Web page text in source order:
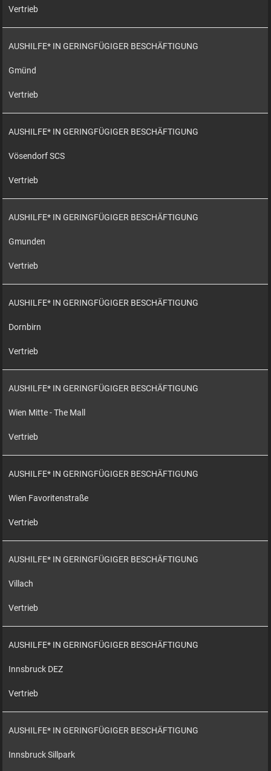
Vertrieb
AUSHILFE* IN GERINGFÜGIGER BESCHÄFTIGUNG
Gmünd
Vertrieb
AUSHILFE* IN GERINGFÜGIGER BESCHÄFTIGUNG
Vösendorf SCS
Vertrieb
AUSHILFE* IN GERINGFÜGIGER BESCHÄFTIGUNG
Gmunden
Vertrieb
AUSHILFE* IN GERINGFÜGIGER BESCHÄFTIGUNG
Dornbirn
Vertrieb
AUSHILFE* IN GERINGFÜGIGER BESCHÄFTIGUNG
Wien Mitte - The Mall
Vertrieb
AUSHILFE* IN GERINGFÜGIGER BESCHÄFTIGUNG
Wien Favoritenstraße
Vertrieb
AUSHILFE* IN GERINGFÜGIGER BESCHÄFTIGUNG
Villach
Vertrieb
AUSHILFE* IN GERINGFÜGIGER BESCHÄFTIGUNG
Innsbruck DEZ
Vertrieb
AUSHILFE* IN GERINGFÜGIGER BESCHÄFTIGUNG
Innsbruck Sillpark